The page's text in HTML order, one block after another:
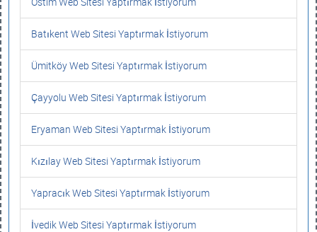
Batıkent Web Sitesi Yaptırmak İstiyorum
Ümitköy Web Sitesi Yaptırmak İstiyorum
Çayyolu Web Sitesi Yaptırmak İstiyorum
Eryaman Web Sitesi Yaptırmak İstiyorum
Kızılay Web Sitesi Yaptırmak İstiyorum
Yapracık Web Sitesi Yaptırmak İstiyorum
İvedik Web Sitesi Yaptırmak İstiyorum